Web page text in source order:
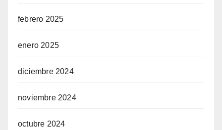
febrero 2025
enero 2025
diciembre 2024
noviembre 2024
octubre 2024